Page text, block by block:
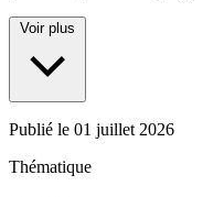
Voir plus
Publié le 01 juillet 2026
Thématique